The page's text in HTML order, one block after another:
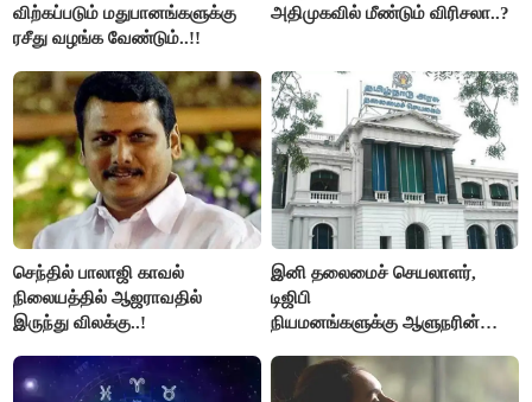
விற்கப்படும் மதுபானங்களுக்கு
ரசீது வழங்க வேண்டும்..!!
அதிமுகவில் மீண்டும் விரிசலா..?
செந்தில் பாலாஜி காவல்
நிலையத்தில் ஆஜராவதில்
இருந்து விலக்கு..!
இனி தலைமைச் செயலாளர்,
டிஜிபி
நியமனங்களுக்கு ஆளுநரின்
தமிழ்நாடு அரசு அதிரடி..!